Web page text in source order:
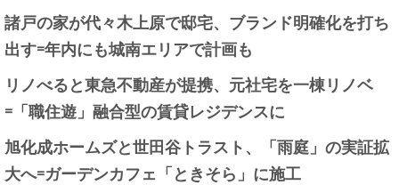
諸戸の家が代々木上原で邸宅、ブランド明確化を打ち
出す=年内にも城南エリアで計画も
リノべると東急不動産が提携、元社宅を一棟リノベ
=「職住遊」融合型の賃貸レジデンスに
旭化成ホームズと世田谷トラスト、「雨庭」の実証拡
大へ=ガーデンカフェ「ときそら」に施工